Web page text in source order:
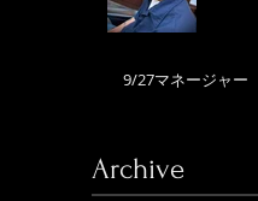
9/27マネージャー
Archive